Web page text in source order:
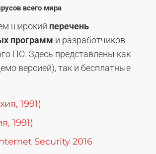
всего мира
широкий перечень
программ и разработчиков
ПО. Здесь представлены как
версией), так и бесплатные
1991)
1991)
Security 2016